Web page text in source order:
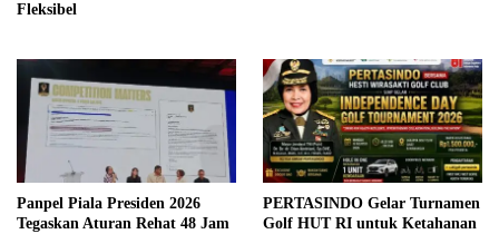
Fleksibel
Panpel Piala Presiden 2026
Tegaskan Aturan Rehat 48 Jam
PERTASINDO Gelar Turnamen
Golf HUT RI untuk Ketahanan